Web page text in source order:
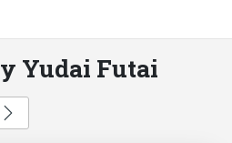
Yudai Futai